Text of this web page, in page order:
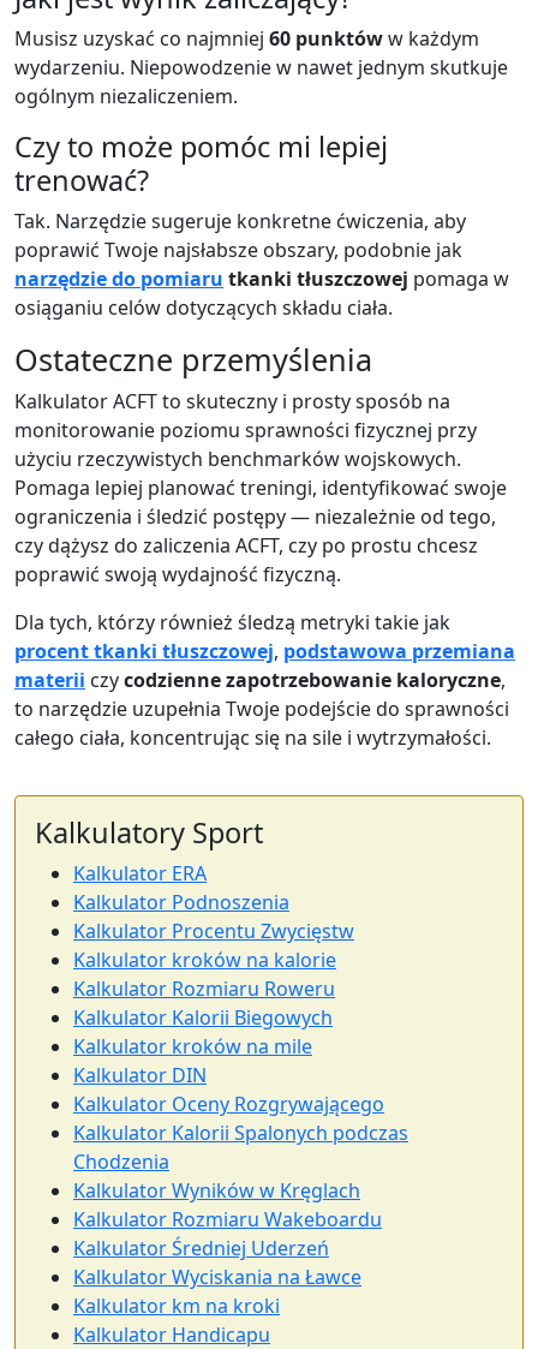
Musisz uzyskać co najmniej 60 punktóww każdym
wydarzeniu. Niepowodzenie w nawet jednym skutkuje
ogólnym niezaliczeniem.
Czy to może pomóc mi lepiej
trenować?
Tak. Narzędzie sugeruje konkretne ćwiczenia, aby
poprawić Twoje najsłabsze obszary, podobnie jak
narzędzie do pomiaru tkanki tłuszczowej pomaga w
osiąganiu celów dotyczących składu ciała.
Ostateczne przemyślenia
Kalkulator ACFT to skuteczny i prosty sposób na
monitorowanie poziomu sprawności fizycznej przy
użyciu rzeczywistych benchmarków wojskowych.
Pomaga lepiej planować treningi, identyfikować swoje
ograniczenia i śledzić postępy — niezależnie od tego,
czy dążysz do zaliczenia ACFT, czy po prostu chcesz
poprawić swoją wydajność fizyczną.
Dla tych, którzy również śledzą metryki takie jak
procent tkanki tłuszczowej, podstawowa przemiana
materii czycodzienne zapotrzebowanie kaloryczne,
to narzędzie uzupełnia Twoje podejście do sprawności
całego ciała, koncentrując się na sile i wytrzymałości.
Kalkulatory Sport
Kalkulator ERA
Kalkulator Podnoszenia
Kalkulator Procentu Zwycięstw
Kalkulator kroków na kalorie
Kalkulator Rozmiaru Roweru
Kalkulator Kalorii Biegowych
Kalkulator kroków na mile
Kalkulator DIN
Kalkulator Oceny Rozgrywającego
Kalkulator Kalorii Spalonych podczas
Chodzenia
Kalkulator Wyników w Kręglach
Kalkulator Rozmiaru Wakeboardu
Kalkulator Średniej Uderzeń
Kalkulator Wyciskania na Ławce
Kalkulator km na kroki
Kalkulator Handicapu